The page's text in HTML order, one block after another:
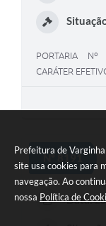
Prefeitura de
site usa cookies para
navegação. Ao
nossa Política de
PORTARIA Nº
CARÁTER
Nº 8191
Data: